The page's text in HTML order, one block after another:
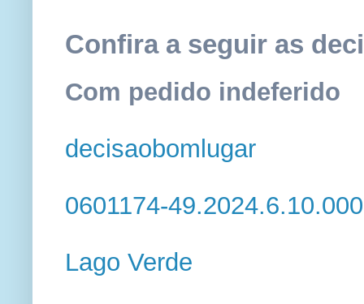
Confira a seguir as
Com pedido indeferido
decisaobomlugar
0601174-
Lago Verde